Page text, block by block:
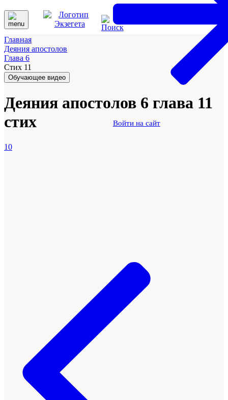
Войти на сайт
Главная
Деяния апостолов
Глава 6
Стих 11
Обучающее видео
Деяния апостолов 6 глава 11
стих
10